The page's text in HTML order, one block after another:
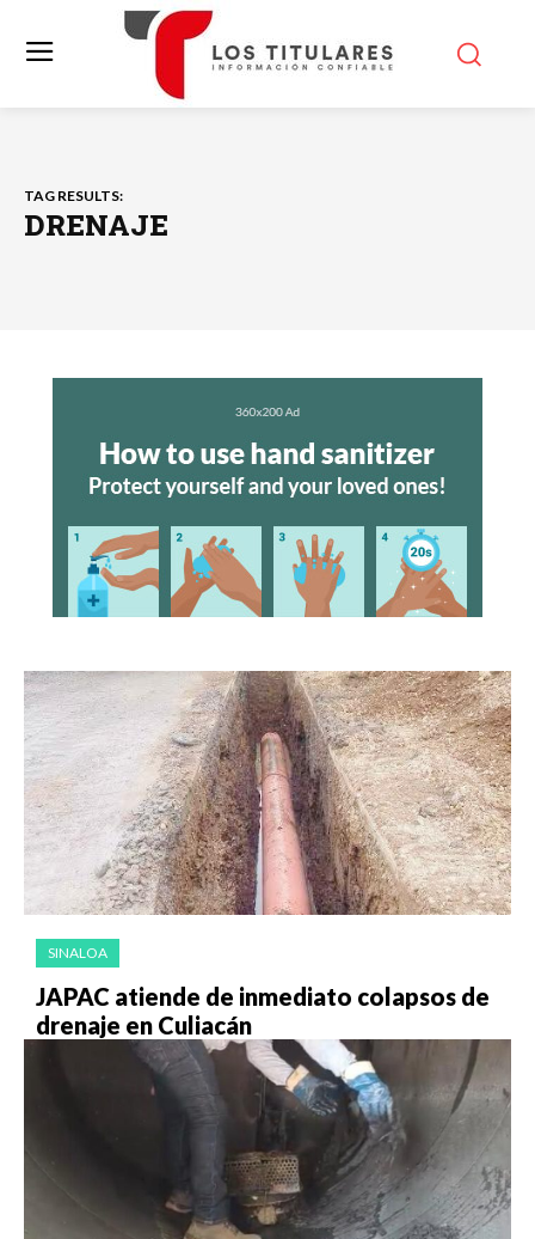
TAG RESULTS:
DRENAJE
SINALOA
JAPAC atiende de inmediato colapsos de
drenaje en Culiacán